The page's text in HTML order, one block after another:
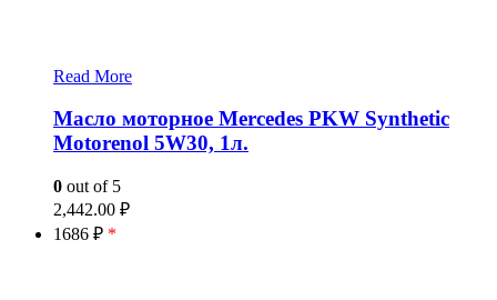
Read More
Масло моторное Mercedes PKW Synthetic
Motorenol 5W30, 1л.
0 out of 5
2,442.00 ₽
1686 ₽ *